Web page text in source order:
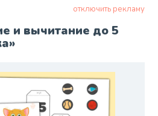
отключить рекламу
и вычитание до 5